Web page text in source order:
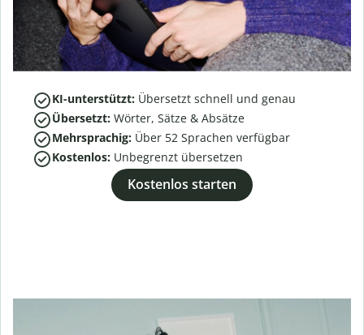
KI-unterstützt: Übersetzt schnell und genau
Übersetzt: Wörter, Sätze & Absätze
Mehrsprachig: Über 52 Sprachen verfügbar
Kostenlos: Unbegrenzt übersetzen
Kostenlos starten